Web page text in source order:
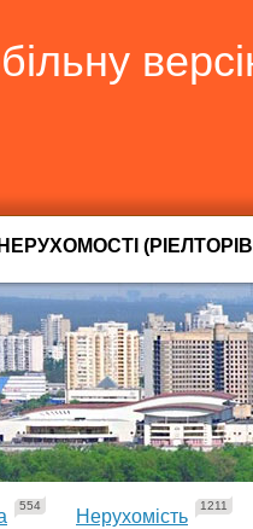
554
Нерухомість
1211